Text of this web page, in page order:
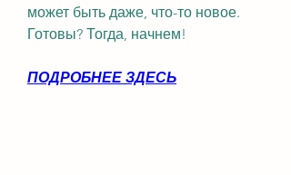
может быть даже, что-то новое.
Готовы? Тогда, начнем!
ПОДРОБНЕЕ ЗДЕСЬ